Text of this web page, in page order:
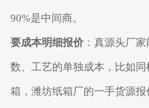
90%是中间商。
要成本明细报价 ：真源头厂
数、工艺的单独成本，比如
箱，潍坊纸箱厂的一手货源